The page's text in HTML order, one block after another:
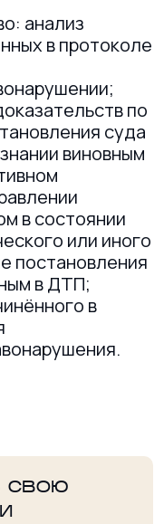
анализ
в протоколе
по
суда
виновным
в состоянии
или иного
постановления
в ДТП;
в
СВОЮ